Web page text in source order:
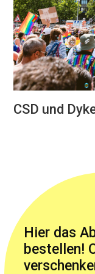
CSD und
Hier das
bestellen!